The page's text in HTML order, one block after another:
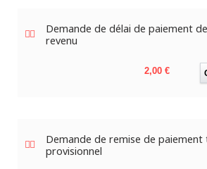
Demande de délai de paiement
revenu
Prix
2,00 €
Demande de remise de paiement
provisionnel